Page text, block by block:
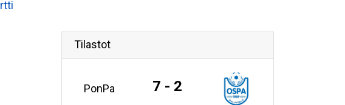
Tilastot
PonPa 7 - 2